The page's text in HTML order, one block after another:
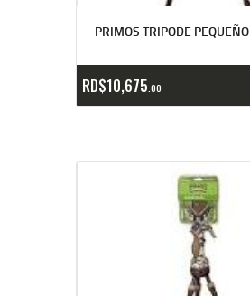
PRIMOS TRIPODE PEQUEÑO
RD$10,675 00